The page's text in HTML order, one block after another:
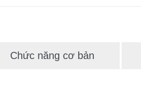
Chức năng cơ bản